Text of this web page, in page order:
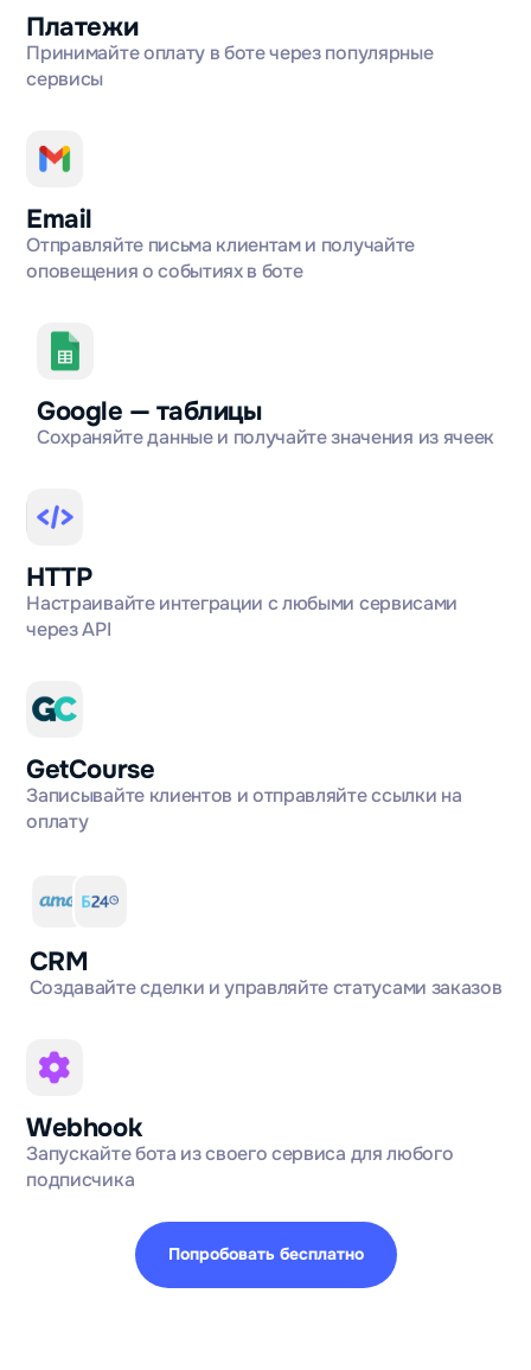
Платежи
Принимайте оплату в боте через популярные
сервисы
Email
Отправляйте письма клиентам и получайте
оповещения о событиях в боте
Google — таблицы
Сохраняйте данные и получайте значения из ячеек
HTTP
Настраивайте интеграции с любыми сервисами
через API
GetCourse
Записывайте клиентов и отправляйте ссылки на
оплату
CRM
Создавайте сделки и управляйте статусами заказов
Webhook
Запускайте бота из своего сервиса для любого
подписчика
Попробовать бесплатно